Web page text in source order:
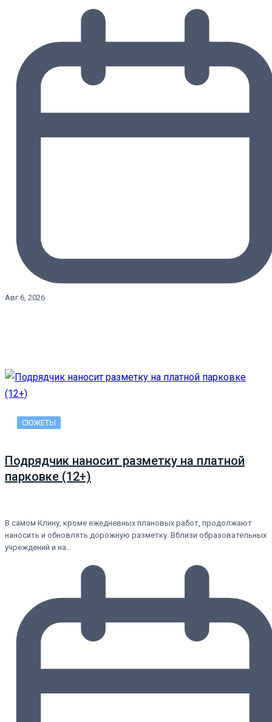
Авг 6, 2026
СЮЖЕТЫ
Подрядчик наносит разметку на платной
парковке (12+)
В самом Клину, кроме ежедневных плановых работ, продолжают
наносить и обновлять дорожную разметку. Вблизи образовательных
учреждений и на…